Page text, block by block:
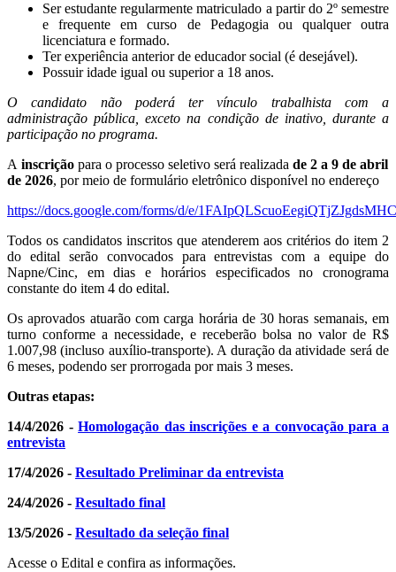
Ser estudante regularmente matriculado a partir do 2º semestre
e frequente em curso de Pedagogia ou qualquer outra
licenciatura e formado.
Ter experiência anterior de educador social (é desejável).
Possuir idade igual ou superior a 18 anos.
O candidato não poderá ter vínculo trabalhista com a
administração pública, exceto na condição de inativo, durante a
participação no programa.
A inscrição para o processo seletivo será realizada de 2 a 9 de abril
de 2026, por meio de formulário eletrônico disponível no endereço
https://docs.google.com/forms/d/e/
Todos os candidatos inscritos que atenderem aos critérios do item 2
do edital serão convocados para entrevistas com a equipe do
Napne/Cinc, em dias e horários especificados no cronograma
constante do item 4 do edital.
Os aprovados atuarão com carga horária de 30 horas semanais, em
turno conforme a necessidade, e receberão bolsa no valor de R$
1.007,98 (incluso auxílio-transporte). A duração da atividade será de
6 meses, podendo ser prorrogada por mais 3 meses.
Outras etapas:
14/4/2026 -Homologação das inscrições e a convocação para a
entrevista
17/4/2026 - Resultado Preliminar da entrevista
24/4/2026 - Resultado final
13/5/2026 - Resultado da seleção final
Acesse o Edital e confira as informações.